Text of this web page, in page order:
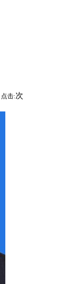
点击:次